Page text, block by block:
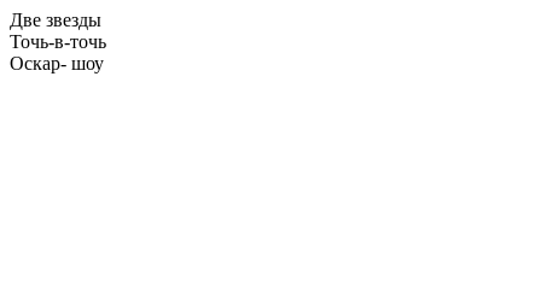
Две звезды
Точь-в-точь
Оскар- шоу